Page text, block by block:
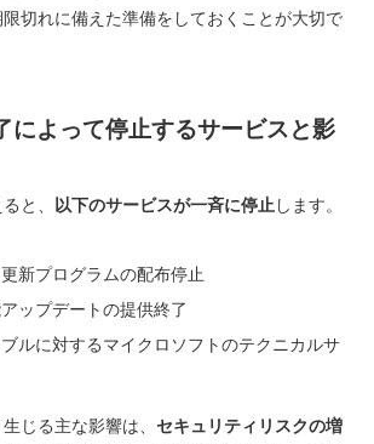
切れに備えた準備をしておくことが大切で
によって停止するサービスと影
と、 以下のサービスが一斉に停止 します。
新プログラムの配布停止
ップデートの提供終了
ルに対するマイクロソフトのテクニカルサ
じる主な影響は、 セキュリティリスクの増